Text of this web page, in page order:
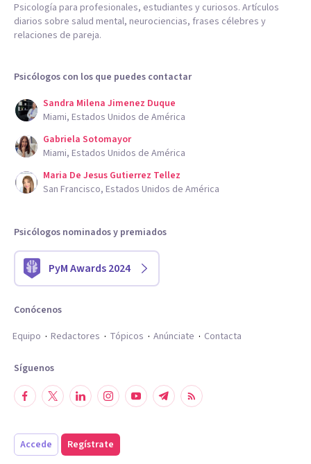
Psicología para profesionales, estudiantes y curiosos. Artículos
diarios sobre salud mental, neurociencias, frases célebres y
relaciones de pareja.
Psicólogos con los que puedes contactar
Sandra Milena Jimenez Duque
Miami, Estados Unidos de América
Gabriela Sotomayor
Miami, Estados Unidos de América
Maria De Jesus Gutierrez Tellez
San Francisco, Estados Unidos de América
Psicólogos nominados y premiados
PyM Awards 2024
Conócenos
Equipo
Redactores Tópicos Anúnciate Contacta
Síguenos
Accede Regístrate